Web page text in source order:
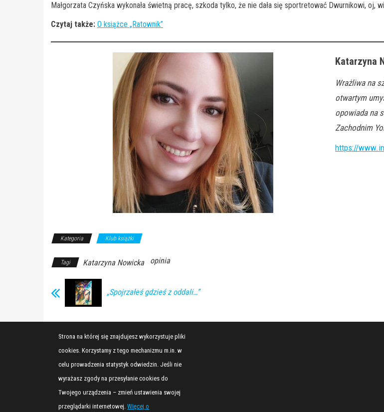
Małgorzata Czyńska wykonała świetną pracę, szkoda tylko, że nie dała się sportretować Dwurnikowi, oj,
Czytaj także: O książce „Ratownik”
Katarzyna
Wrażliwa na
otwartym
opowiada na
Zachodnim
https://
Kategoria Klub książki
Tagi Katarzyna Nowicka opinia
„Spojrzałeś gdzieś z oddali…”
Strona na której się znajdujesz wykorzystuje pliki
cookies. Korzystamy z tego mechanizmu m.in. w
celu prowadzenia statystyk odwiedzin. Jeśli nie
wyrażasz zgody na przesyłanie cookies do
Twojego urządzenia – zmień ustawienia swojej
przeglądarki internetowej. Więcej o